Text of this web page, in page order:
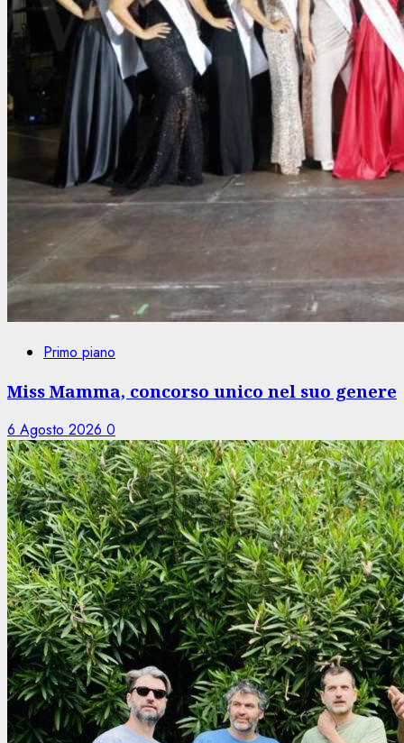
Primo piano
Miss Mamma, concorso unico nel suo genere
6 Agosto 2026 0